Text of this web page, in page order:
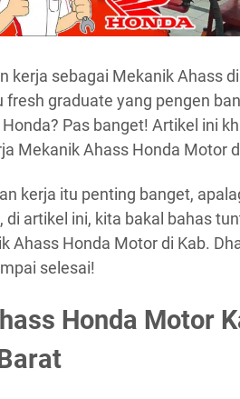
kerja sebagai Mekanik Ahass
fresh graduate yang pengen
Pas banget! Artikel ini
Mekanik Ahass Honda Motor
kerja itu penting banget,
di artikel ini, kita bakal bahas
Ahass Honda Motor di Kab.
selesai!
Honda Motor